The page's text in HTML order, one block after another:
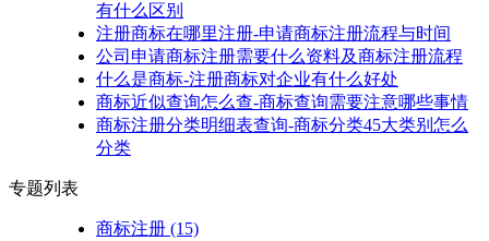
有什么区别
注册商标在哪里注册-申请商标注册流程与时间
公司申请商标注册需要什么资料及商标注册流程
什么是商标-注册商标对企业有什么好处
商标近似查询怎么查-商标查询需要注意哪些事情
商标注册分类明细表查询-商标分类45大类别怎么
分类
专题列表
商标注册 (15)